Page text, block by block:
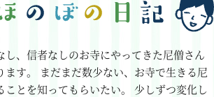
し、信者なしのお寺にやってきた尼僧さん
す。 まだまだ数少ない、お寺で生きる尼
とを知ってもらいたい。
少しずつ変化し